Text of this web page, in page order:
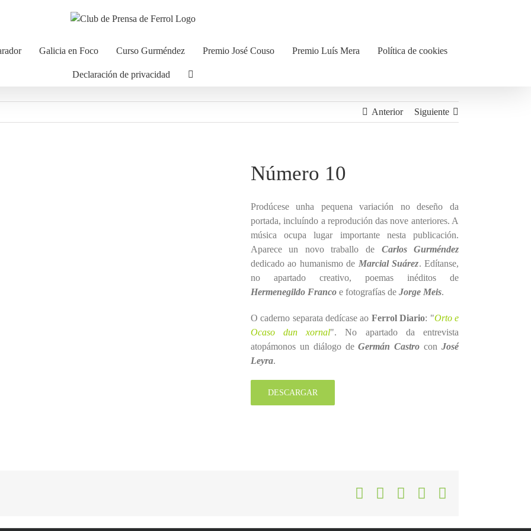
Galicia en Foco Curso Gurméndez Premio José Couso Premio Luís Mera Política de cookies
Declaración de privacidad
Anterior Siguiente
Número 10
Prodúcese unha pequena variación no deseño da
portada, incluíndo a reprodución das nove anteriores. A
música ocupa lugar importante nesta publicación.
Aparece un novo traballo de Carlos Gurméndez
dedicado ao humanismo de Marcial Suárez. Edítanse,
no apartado creativo, poemas inéditos de
Hermenegildo Francoe fotografías de Jorge Meis.
O caderno separata dedícase ao Ferrol Diario: "Orto e
Ocaso dun xornal". No apartado da entrevista
atopámonos un diálogo deGermán Castro conJosé
Leyra.
DESCARGAR
FacebookLinkedInWhatsApp